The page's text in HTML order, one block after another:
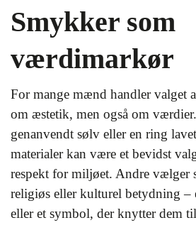
Smykker som
værdimarkør
For mange mænd handler valget
om æstetik, men også om
genanvendt sølv eller en ring
materialer kan være et bevidst
respekt for miljøet. Andre vælger
religiøs eller kulturel betydning –
eller et symbol, der knytter dem